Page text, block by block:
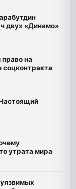
двух «Динамо»
на
соцконтракта
утрата мира